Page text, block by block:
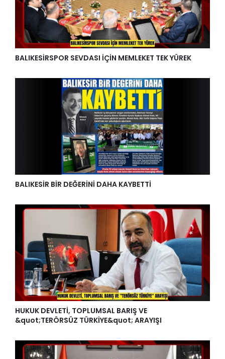
BALIKESİRSPOR SEVDASI İÇİN MEMLEKET TEK YÜREK
BALIKESİR BİR DEĞERİNİ DAHA KAYBETTİ
HUKUK DEVLETİ, TOPLUMSAL BARIŞ VE
&quot;TERÖRSÜZ TÜRKİYE&quot; ARAYIŞI